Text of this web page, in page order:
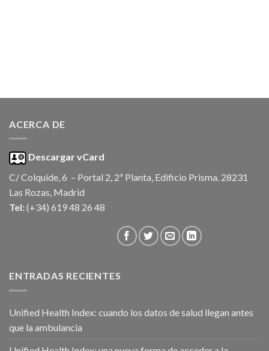
ACERCA DE
Descargar vCard
C/ Colquide, 6 – Portal 2, 2ª Planta, Edificio Prisma. 28231
Las Rozas, Madrid
Tel: (+34) 619 48 26 48
ENTRADAS RECIENTES
Unified Health Index: cuando los datos de salud llegan antes
que la ambulancia